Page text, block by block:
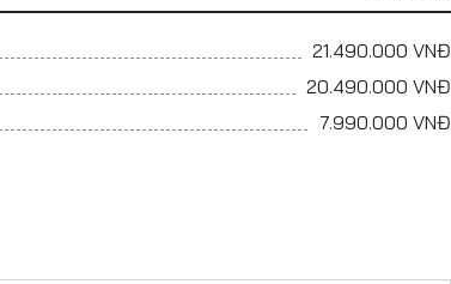
21.490.000 VNĐ
20.490.000 VNĐ
7.990.000 VNĐ